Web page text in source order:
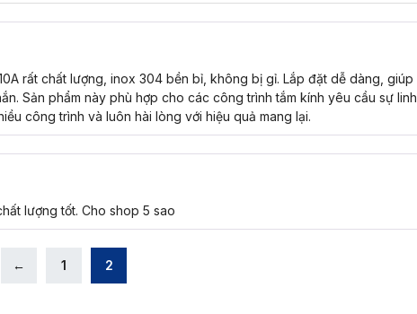
rất chất lượng, inox 304 bền bỉ, không bị gỉ. Lắp đặt dễ dàng, giúp
Sản phẩm này phù hợp cho các công trình tắm kính yêu cầu sự linh
công trình và luôn hài lòng với hiệu quả mang lại.
lượng tốt. Cho shop 5 sao
← 1 2